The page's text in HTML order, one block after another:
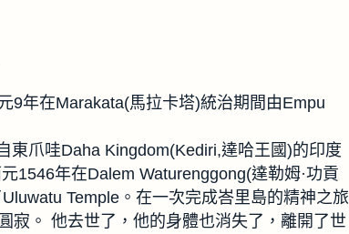
9年在Marakata(馬拉卡塔)統治期間由Empu
東爪哇Daha Kingdom(Kediri,達哈王國)的印度
1546年在Dalem Waturenggong(達勒姆·功貢
Temple。在一次完成峇里島的精神之旅
寂。 他去世了，他的身體也消失了，離開了世